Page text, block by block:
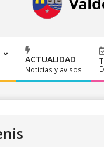
ACTUALIDAD
Noticias y avisos